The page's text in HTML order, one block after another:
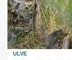
ULVE